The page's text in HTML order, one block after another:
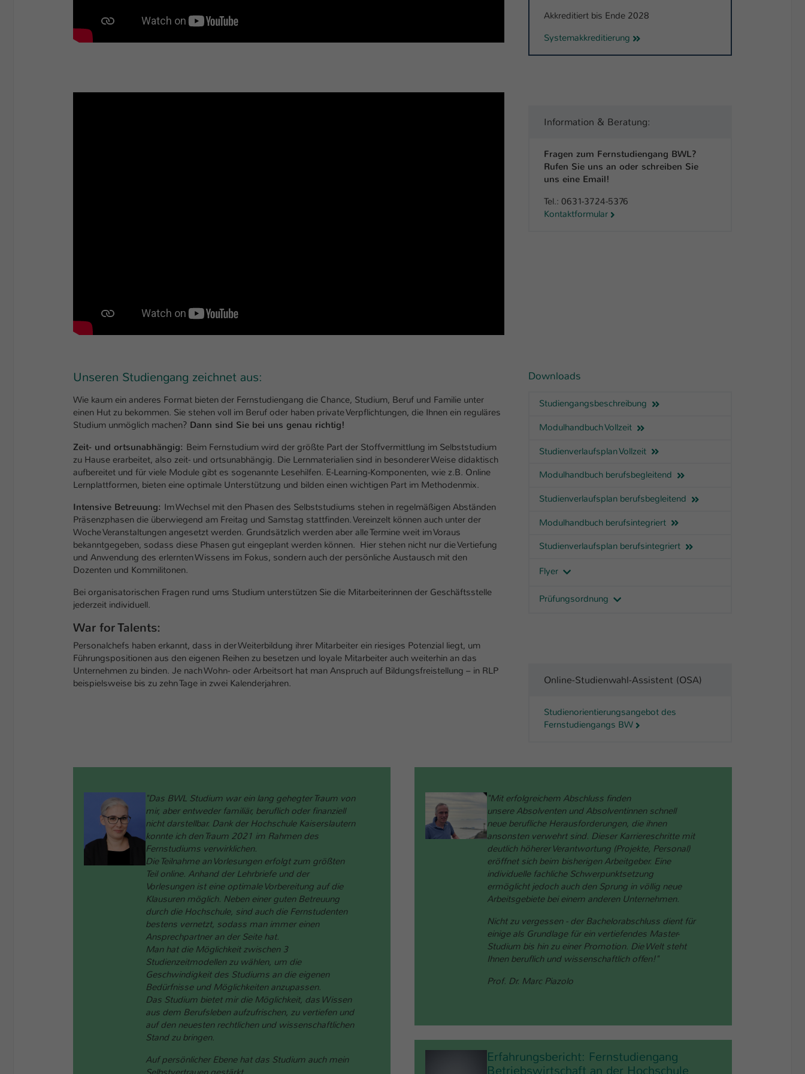
Akkreditiert bis Ende 2028
Systemakkreditierung
Information & Beratung:
Fragen zum Fernstudiengang BWL?
Rufen Sie uns an oder schreiben Sie
uns eine Email!
Tel.: 0631-3724-5376
Kontaktformular
Unseren Studiengang zeichnet aus:
Wie kaum ein anderes Format bieten der Fernstudiengang die Chance, Studium, Beruf und Familie unter
einen Hut zu bekommen. Sie stehen voll im Beruf oder haben private Verpflichtungen, die Ihnen ein reguläres
Studium unmöglich machen? Dann sind Sie bei uns genau richtig!
Zeit- und ortsunabhängig: Beim Fernstudium wird der größte Part der Stoffvermittlung im Selbststudium
zu Hause erarbeitet, also zeit- und ortsunabhängig. Die Lernmaterialien sind in besonderer Weise didaktisch
aufbereitet und für viele Module gibt es sogenannte Lesehilfen. E-Learning-Komponenten, wie z.B. Online
Lernplattformen, bieten eine optimale Unterstützung und bilden einen wichtigen Part im Methodenmix.
Intensive Betreuung: Im Wechsel mit den Phasen des Selbststudiums stehen in regelmäßigen Abständen
Präsenzphasen die überwiegend am Freitag und Samstag stattfinden. Vereinzelt können auch unter der
Woche Veranstaltungen angesetzt werden. Grundsätzlich werden aber alle Termine weit im Voraus
bekanntgegeben, sodass diese Phasen gut eingeplant werden können. Hier stehen nicht nur die Vertiefung
und Anwendung des erlernten Wissens im Fokus, sondern auch der persönliche Austausch mit den
Dozenten und Kommilitonen.
Bei organisatorischen Fragen rund ums Studium unterstützen Sie die Mitarbeiterinnen der Geschäftsstelle
jederzeit individuell.
War for Talents:
Personalchefs haben erkannt, dass in der Weiterbildung ihrer Mitarbeiter ein riesiges Potenzial liegt, um
Führungspositionen aus den eigenen Reihen zu besetzen und loyale Mitarbeiter auch weiterhin an das
Unternehmen zu binden. Je nach Wohn- oder Arbeitsort hat man Anspruch auf Bildungsfreistellung – in RLP
beispielsweise bis zu zehn Tage in zwei Kalenderjahren.
Downloads
Studiengangsbeschreibung
Modulhandbuch Vollzeit
Studienverlaufsplan Vollzeit
Modulhandbuch berufsbegleitend
Studienverlaufsplan berufsbegleitend
Modulhandbuch berufsintegriert
Studienverlaufsplan berufsintegriert
Flyer
Prüfungsordnung
Online-Studienwahl-Assistent (OSA)
Studienorientierungsangebot des
Fernstudiengangs BW
"Das BWL Studium war ein lang gehegter Traum von
mir, aber entweder familiär, beruflich oder finanziell
nicht darstellbar. Dank der Hochschule Kaiserslautern
konnte ich den Traum 2021 im Rahmen des
Fernstudiums verwirklichen.
Die Teilnahme an Vorlesungen erfolgt zum größten
Teil online. Anhand der Lehrbriefe und der
Vorlesungen ist eine optimale Vorbereitung auf die
Klausuren möglich. Neben einer guten Betreuung
durch die Hochschule, sind auch die Fernstudenten
bestens vernetzt, sodass man immer einen
Ansprechpartner an der Seite hat.
Man hat die Möglichkeit zwischen 3
Studienzeitmodellen zu wählen, um die
Geschwindigkeit des Studiums an die eigenen
Bedürfnisse und Möglichkeiten anzupassen.
Das Studium bietet mir die Möglichkeit, das Wissen
aus dem Berufsleben aufzufrischen, zu vertiefen und
auf den neuesten rechtlichen und wissenschaftlichen
Stand zu bringen.
Auf persönlicher Ebene hat das Studium auch mein
"Mit erfolgreichem Abschluss finden
unsere Absolventen und Absolventinnen schnell
neue berufliche Herausforderungen, die ihnen
ansonsten verwehrt sind. Dieser Karriereschritte mit
deutlich höherer Verantwortung (Projekte, Personal)
eröffnet sich beim bisherigen Arbeitgeber. Eine
individuelle fachliche Schwerpunktsetzung
ermöglicht jedoch auch den Sprung in völlig neue
Arbeitsgebiete bei einem anderen Unternehmen.
Nicht zu vergessen - der Bachelorabschluss dient für
einige als Grundlage für ein vertiefendes Master-
Studium bis hin zu einer Promotion. Die Welt steht
Ihnen beruflich und wissenschaftlich offen!"
Prof. Dr. Marc Piazolo
Erfahrungsbericht: Fernstudiengang
Betriebswirtschaft an der Hochschule